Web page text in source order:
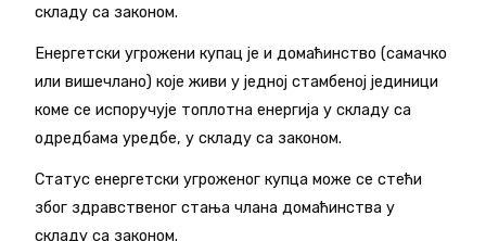
складу са законом.
Енергетски угрожени купац је и домаћинство (самачко
или вишечлано) које живи у једној стамбеној јединици
коме се испоручује топлотна енергија у складу са
одредбама уредбе, у складу са законом.
Статус енергетски угроженог купца може се стећи
због здравственог стања члана домаћинства у
складу са законом.